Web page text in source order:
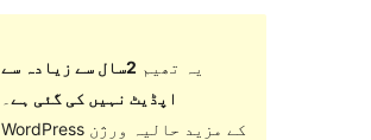
یہ تھیم
2سال سے زیادہ سے
اپڈیٹ نہیں کی گئی ہے
WordPress کے مزید حالیہ ورژن